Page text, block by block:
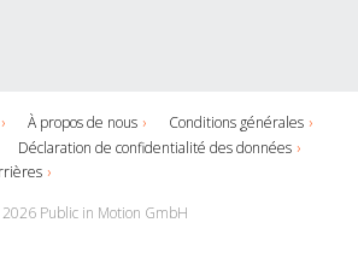
À propos de nous
Conditions générales
Déclaration de confidentialité des données
Public in Motion GmbH